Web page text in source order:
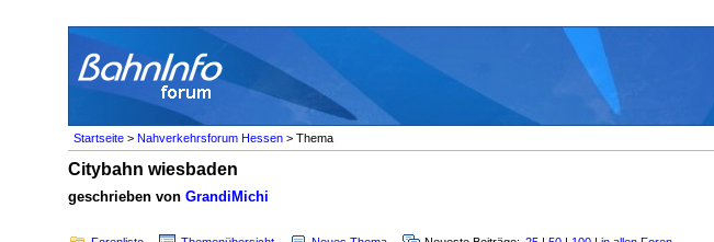
Startseite > Nahverkehrsforum Hessen > Thema
Citybahn wiesbaden
geschrieben von GrandiMichi